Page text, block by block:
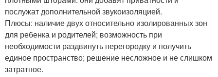
послужат дополнительной звукоизоляцией.
Плюсы: наличие двух относительно изолированных зон
для ребенка и родителей; возможность при
необходимости раздвинуть перегородку и получить
единое пространство; решение несложное и не слишком
затратное.